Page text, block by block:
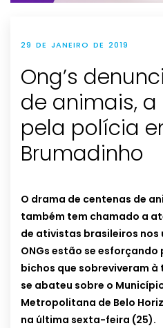
29 DE JANEIRO DE 2019
Ong’s
de animais, a
pela polícia
Brumadinho
O drama de centenas de
também tem chamado a
de ativistas brasileiros nos
ONGs estão se
bichos que sobreviveram
se abateu sobre o
Metropolitana de Belo
na última sexta-feira (25).